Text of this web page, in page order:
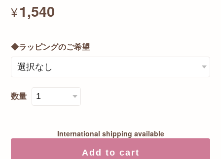
¥1,540
◆ラッピングのご希望
数量
International shipping available
Add to cart